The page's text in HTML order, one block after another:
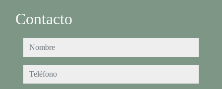
Contacto
nombre
teléfono